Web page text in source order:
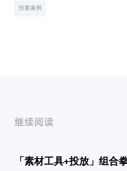
创意案例
继续阅读
「素材工具+投放」组合拳